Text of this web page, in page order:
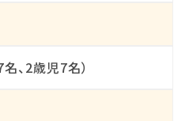
、2歳児7名）